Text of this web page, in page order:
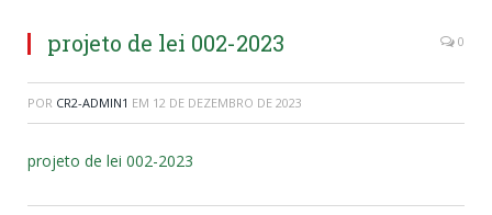
projeto de lei 002-2023 0
POR CR2-ADMIN1 EM 12 DE DEZEMBRO DE 2023
projeto de lei 002-2023